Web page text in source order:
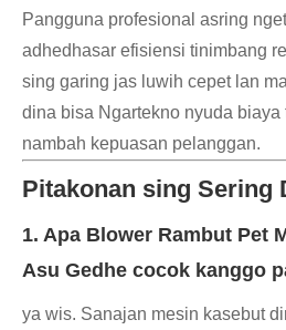
Pangguna profesional asring
adhedhasar efisiensi tinimbang
sing garing jas luwih cepet lan
dina bisa Ngartekno nyuda
nambah kepuasan pelanggan.
Pitakonan sing Sering
1. Apa Blower Rambut Pet
Asu Gedhe cocok kanggo
ya wis. Sanajan mesin kasebut